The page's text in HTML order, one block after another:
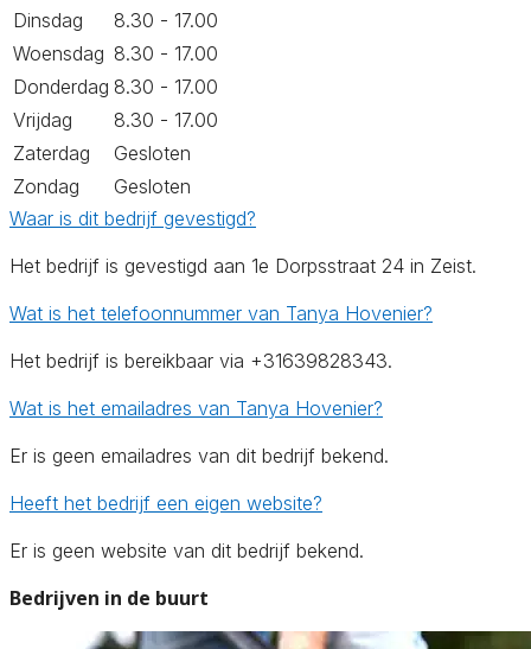
Dinsdag
8.30 - 17.00
Woensdag 8.30 - 17.00
Donderdag 8.30 - 17.00
Vrijdag
8.30 - 17.00
Zaterdag
Gesloten
Zondag
Gesloten
Waar is dit bedrijf gevestigd?
Het bedrijf is gevestigd aan 1e Dorpsstraat 24 in Zeist.
Wat is het telefoonnummer van Tanya Hovenier?
Het bedrijf is bereikbaar via +31639828343.
Wat is het emailadres van Tanya Hovenier?
Er is geen emailadres van dit bedrijf bekend.
Heeft het bedrijf een eigen website?
Er is geen website van dit bedrijf bekend.
Bedrijven in de buurt